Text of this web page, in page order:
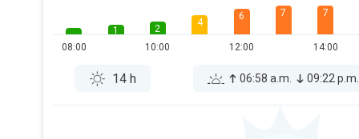
08:00
1
2
10:00
4
6
12:00
7 7
14:00
14 h 06:58 a.m. 09:22 p.m.